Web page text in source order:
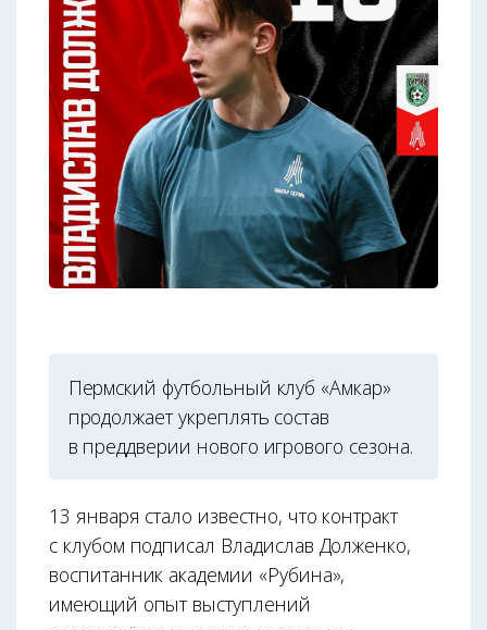
Пермский футбольный клуб «Амкар»
продолжает укреплять состав
в преддверии нового игрового сезона.
13 января стало известно, что контракт
с клубом подписал Владислав Долженко,
воспитанник академии «Рубина»,
имеющий опыт выступлений